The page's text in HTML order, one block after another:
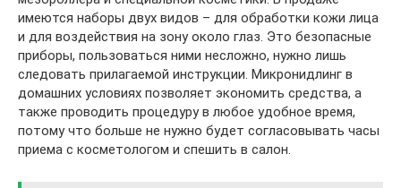
имеются наборы двух видов – для обработки кожи лица
и для воздействия на зону около глаз. Это безопасные
приборы, пользоваться ними несложно, нужно лишь
следовать прилагаемой инструкции. Микронидлинг в
домашних условиях позволяет экономить средства, а
также проводить процедуру в любое удобное время,
потому что больше не нужно будет согласовывать часы
приема с косметологом и спешить в салон.